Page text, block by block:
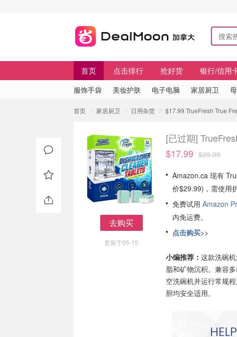
首页 点击排行 抢好货 银行/信用
服饰手袋 美妆护肤 电子电脑 家居厨卫
首页 家居厨卫 日用杂货 $17.99 TrueFresh True
去购买
更新于05-10
[已过期]
$17.99 $29.99
Amazon.ca 现有
价$29.99)，需使用
免费试用 Amazon
内免运费。
点击购买>>
小编推荐： 这款洗碗
脂和矿物沉积。兼容
空洗碗机并运行常规
胆均安全适用。